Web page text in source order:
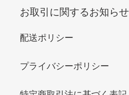
お取引に関するお知らせ
配送ポリシー
プライバシーポリシー